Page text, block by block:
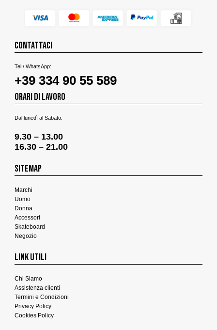
CONTATTACI
Tel / WhatsApp:
+39 334 90 55 589
ORARI DI LAVORO
Dal lunedì al Sabato:
9.30 – 13.00
16.30 – 21.00
SITEMAP
Marchi
Uomo
Donna
Accessori
Skateboard
Negozio
LINK UTILI
Chi Siamo
Assistenza clienti
Termini e Condizioni
Privacy Policy
Cookies Policy